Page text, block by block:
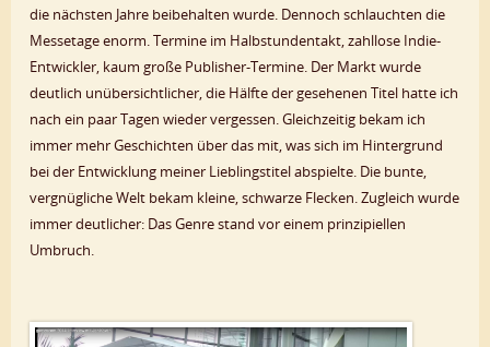
die nächsten Jahre beibehalten wurde. Dennoch schlauchten die
Messetage enorm. Termine im Halbstundentakt, zahllose Indie-
Entwickler, kaum große Publisher-Termine. Der Markt wurde
deutlich unübersichtlicher, die Hälfte der gesehenen Titel hatte ich
nach ein paar Tagen wieder vergessen. Gleichzeitig bekam ich
immer mehr Geschichten über das mit, was sich im Hintergrund
bei der Entwicklung meiner Lieblingstitel abspielte. Die bunte,
vergnügliche Welt bekam kleine, schwarze Flecken. Zugleich wurde
immer deutlicher: Das Genre stand vor einem prinzipiellen
Umbruch.